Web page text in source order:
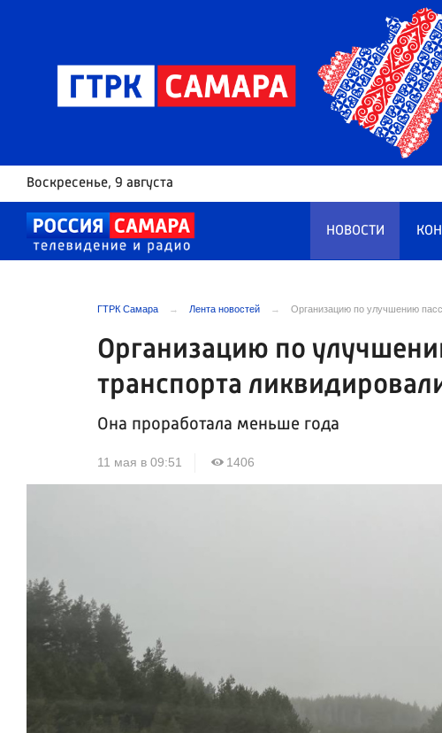
Воскресенье, 9 августа
НОВОСТИ
ГТРК Самара Лента новостей Организацию по улучшению
Организацию по
транспорта
Она проработала меньше года
11 мая в 09:51 1406